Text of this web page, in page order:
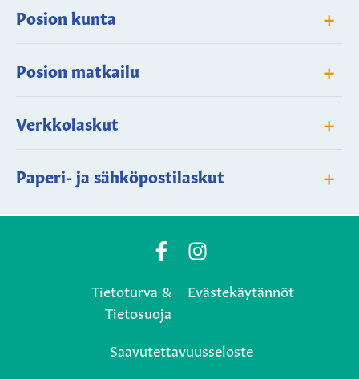
Posion kunta +
Posion matkailu +
Verkkolaskut +
Paperi- ja sähköpostilaskut +
Posio
Facebook
page
Posio
Instagram
Tietoturva &
Tietosuoja
Evästekäytännöt
Saavutettavuusseloste